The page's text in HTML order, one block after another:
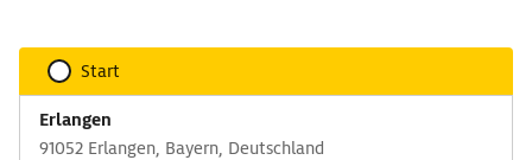
Start
Erlangen
91052 Erlangen, Bayern, Deutschland